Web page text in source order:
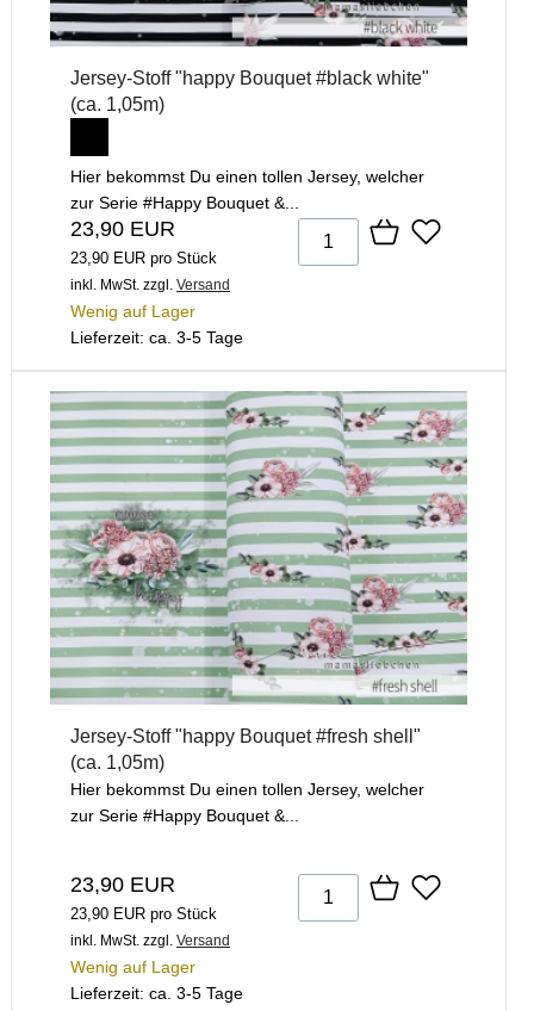
Jersey-Stoff "happy Bouquet #black white"
(ca. 1,05m)
Hier bekommst Du einen tollen Jersey, welcher
zur Serie #Happy Bouquet &...
23,90 EUR
23,90 EUR pro Stück
inkl. MwSt. zzgl. Versand
Wenig auf Lager
Lieferzeit: ca. 3-5 Tage
Jersey-Stoff "happy Bouquet #fresh shell"
(ca. 1,05m)
Hier bekommst Du einen tollen Jersey, welcher
zur Serie #Happy Bouquet &...
23,90 EUR
23,90 EUR pro Stück
inkl. MwSt. zzgl. Versand
Wenig auf Lager
Lieferzeit: ca. 3-5 Tage